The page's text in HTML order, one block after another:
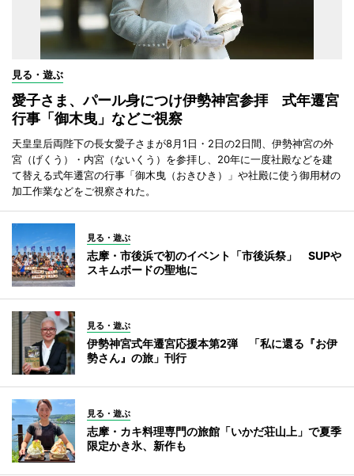
見る・遊ぶ
愛子さま、パール身につけ伊勢神宮参拝 式年遷宮
行事「御木曳」などご視察
天皇皇后両陛下の長女愛子さまが8月1日・2日の2日間、伊勢神宮の外
宮（げくう）・内宮（ないくう）を参拝し、20年に一度社殿などを建
て替える式年遷宮の行事「御木曳（おきひき）」や社殿に使う御用材の
加工作業などをご視察された。
見る・遊ぶ
志摩・市後浜で初のイベント「市後浜祭」 SUPや
スキムボードの聖地に
見る・遊ぶ
伊勢神宮式年遷宮応援本第2弾 「私に還る『お伊
勢さん』の旅」刊行
見る・遊ぶ
志摩・カキ料理専門の旅館「いかだ荘山上」で夏季
限定かき氷、新作も